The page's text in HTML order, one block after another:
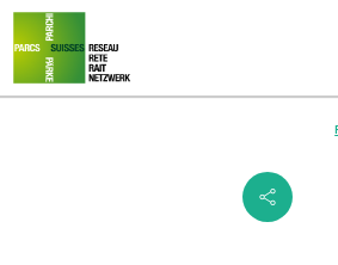
Naviguer
dans
réseau
Navigation
rapide
Vers le contenu principal
Vers la navigation mobile
Vers la recherche
Vers la zone des pieds
Vers le plan du site
s